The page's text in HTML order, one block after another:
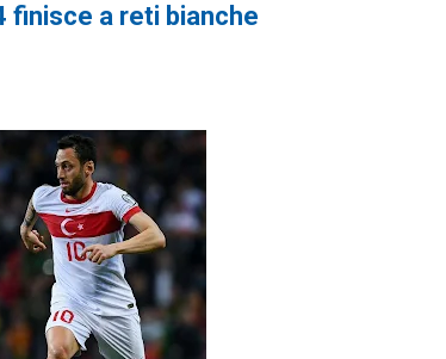
finisce a reti bianche